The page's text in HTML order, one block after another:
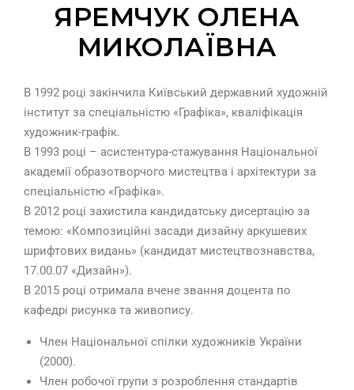
ЯРЕМЧУК ОЛЕНА
МИКОЛАЇВНА
В 1992 році закінчила Київський державний художній
інститут за спеціальністю «Графіка», кваліфікація
художник-графік.
В 1993 році – асистентура-стажування Національної
академії образотворчого мистецтва і архітектури за
спеціальністю «Графіка».
В 2012 році захистила кандидатську дисертацію за
темою: «Композиційні засади дизайну аркушевих
шрифтових видань» (кандидат мистецтвознавства,
17.00.07 «Дизайн»).
В 2015 році отримала вчене звання доцента по
кафедрі рисунка та живопису.
Член Національної спілки художників України
(2000).
Член робочої групи з розроблення стандартів